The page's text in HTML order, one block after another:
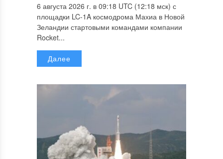
6 августа 2026 г. в 09:18 UTC (12:18 мск) с
площадки LC-1A космодрома Махиа в Новой
Зеландии стартовыми командами компании
Rocket...
Далее